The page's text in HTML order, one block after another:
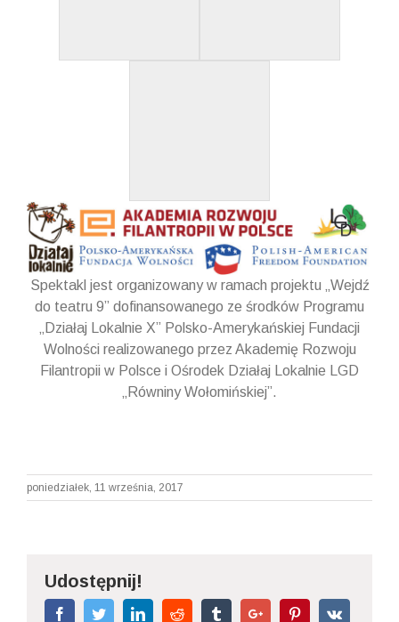
Spektakl jest organizowany w ramach projektu „Wejdź
do teatru 9” dofinansowanego ze środków Programu
„Działaj Lokalnie X” Polsko-Amerykańskiej Fundacji
Wolności realizowanego przez Akademię Rozwoju
Filantropii w Polsce i Ośrodek Działaj Lokalnie LGD
„Równiny Wołomińskiej”.
poniedziałek, 11 września, 2017
Udostępnij!
FacebookTwitterLinkedinReddit TumblrGoogle+ PinterestVk